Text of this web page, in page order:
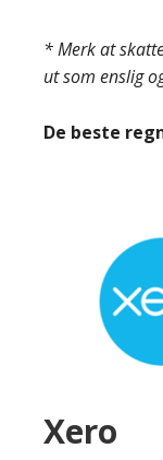
* Merk at
ut som enslig
De beste
Xero